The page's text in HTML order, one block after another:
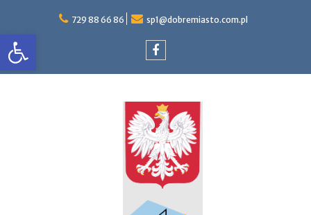
Otwórz pasek narzędzicontent
729 88 66 86 sp1@dobremiasto.com.pl